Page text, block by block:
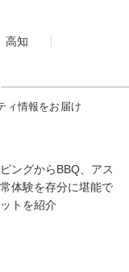
高知
ィ情報をお届け
ングからBBQ、アス
体験を存分に堪能で
トを紹介